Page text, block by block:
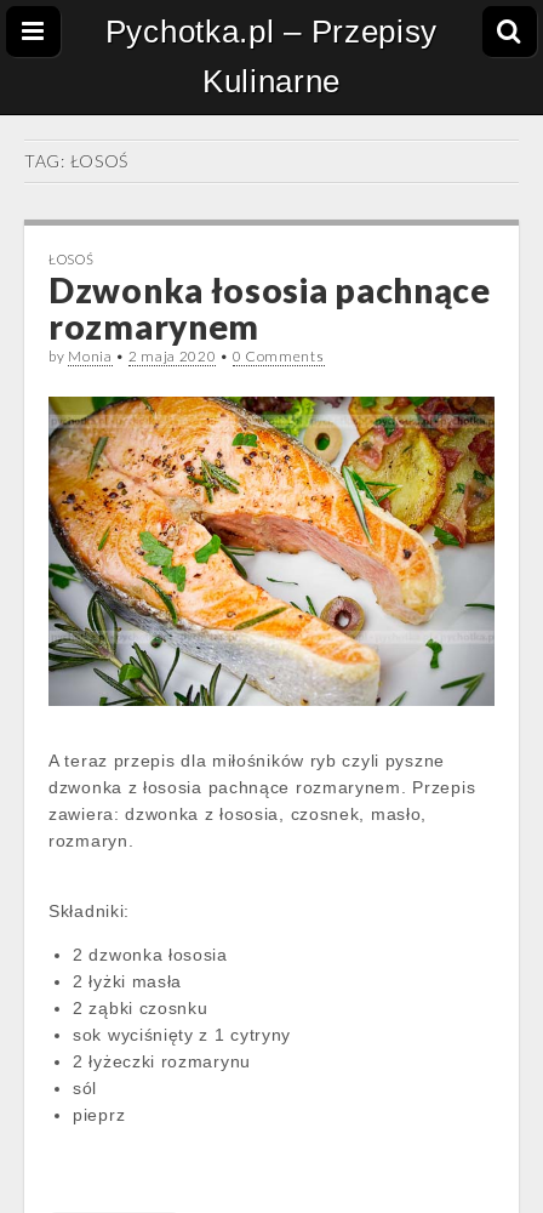
Pychotka.pl – Przepisy
Kulinarne
TAG: ŁOSOŚ
ŁOSOŚ
Dzwonka łososia pachnące
rozmarynem
by Monia • 2 maja 2020 • 0 Comments
A teraz przepis dla miłośników ryb czyli pyszne
dzwonka z łososia pachnące rozmarynem. Przepis
zawiera: dzwonka z łososia, czosnek, masło,
rozmaryn.
Składniki:
2 dzwonka łososia
2 łyżki masła
2 ząbki czosnku
sok wyciśnięty z 1 cytryny
2 łyżeczki rozmarynu
sól
pieprz